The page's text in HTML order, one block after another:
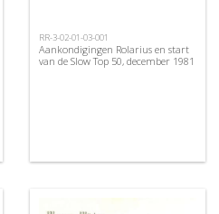
RR-3-02-01-03-001
Aankondigingen Rolarius en start
van de Slow Top 50, december 1981